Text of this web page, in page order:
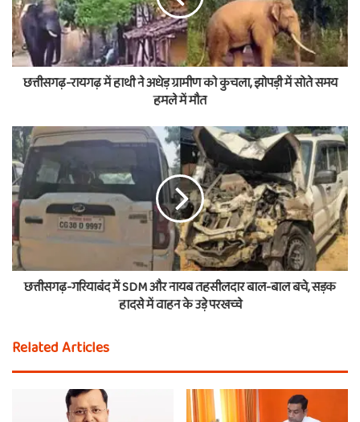
छत्तीसगढ़-रायगढ़ में हाथी ने अधेड़ ग्रामीण को कुचला, झोपड़ी में सोते समय
हमले में मौत
छत्तीसगढ़-गरियाबंद में SDM और नायब तहसीलदार बाल-बाल बचे, सड़क
हादसे में वाहन के उड़े परखच्चे
Related Articles